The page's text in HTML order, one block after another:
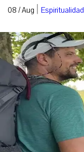
08 / Aug | Espiritualidad